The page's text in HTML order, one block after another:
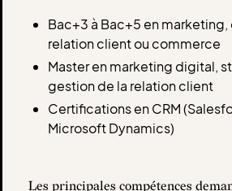
Bac+3 à Bac+5 en
relation client ou commerce
Master en marketing digital,
gestion de la relation client
Certifications en CRM
Microsoft Dynamics)
Les principales compétences